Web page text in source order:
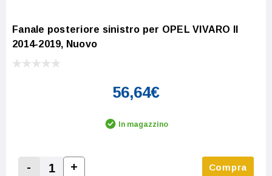
Fanale posteriore sinistro per OPEL VIVARO II
2014-2019, Nuovo
56,64€
In magazzino
- + Compra